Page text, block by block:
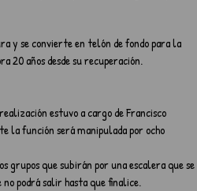
y se convierte en telón de fondo para la
20 años desde su recuperación.
estuvo a cargo de Francisco
la función será manipulada por ocho
grupos que subirán por una escalera que se
podrá salir hasta que finalice.